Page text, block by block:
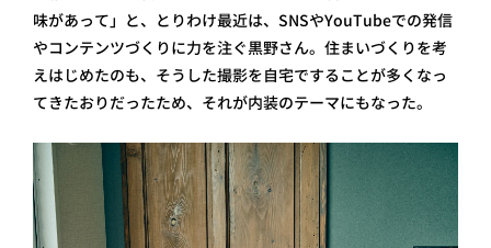
味があって」と、とりわけ最近は、SNSやYouTubeでの発信
やコンテンツづくりに力を注ぐ黒野さん。住まいづくりを考
えはじめたのも、そうした撮影を自宅ですることが多くなっ
てきたおりだったため、それが内装のテーマにもなった。